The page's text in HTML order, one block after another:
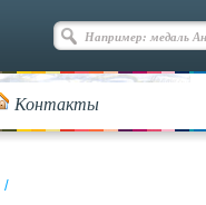
Контакты
/